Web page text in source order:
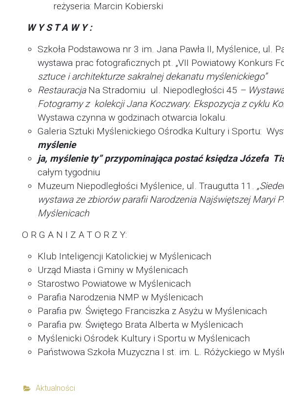
reżyseria: Marcin Kobierski
W Y S T A W Y :
Szkoła Podstawowa nr 3 im. Jana Pawła II, Myślenice, ul.
wystawa prac fotograficznych pt. „VII Powiatowy Konkurs
sztuce i architekturze sakralnej dekanatu myślenickiego”
Restauracja Na Stradomiu ul. Niepodległości 45 –
Fotogramy z kolekcji Jana Koczwary. Ekspozycja z cyklu
Wystawa czynna w godzinach otwarcia lokalu.
Galeria Sztuki Myślenickiego Ośrodka Kultury i Sportu:
myślenie
ja, myślenie ty” przypominająca postać księdza Józefa
całym tygodniu
Muzeum Niepodległości Myślenice, ul. Traugutta 11.
wystawa ze zbiorów parafii Narodzenia Najświętszej Maryi
Myślenicach
O R G A N I Z A T O R Z Y:
Klub Inteligencji Katolickiej w Myślenicach
Urząd Miasta i Gminy w Myślenicach
Starostwo Powiatowe w Myślenicach
Parafia Narodzenia NMP w Myślenicach
Parafia pw. Świętego Franciszka z Asyżu w Myślenicach
Parafia pw. Świętego Brata Alberta w Myślenicach
Myślenicki Ośrodek Kultury i Sportu w Myślenicach
Państwowa Szkoła Muzyczna I st. im. L. Różyckiego w
Aktualności